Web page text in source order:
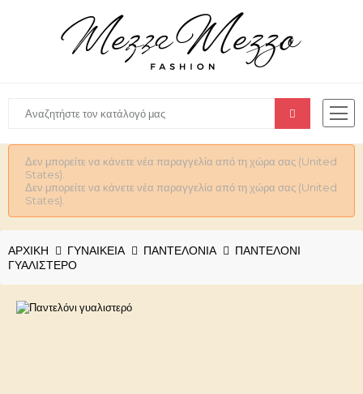
Δεν μπορείτε να κάνετε νέα παραγγελία από τη χώρα σας (United
States).
Δεν μπορείτε να κάνετε νέα παραγγελία από τη χώρα σας (United
States).
ΑΡΧΙΚΉ ΓΥΝΑΙΚΕΊΑ ΠΑΝΤΕΛΟΝΙΑ
ΠΑΝΤΕΛΌΝΙ
ΓΥΑΛΙΣΤΕΡΌ